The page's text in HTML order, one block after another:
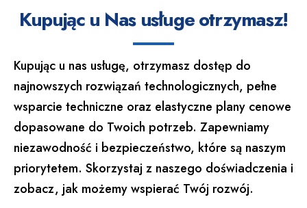
Kupując u Nas usługe otrzymasz!
Kupując u nas usługę, otrzymasz dostęp do
najnowszych rozwiązań technologicznych, pełne
wsparcie techniczne oraz elastyczne plany cenowe
dopasowane do Twoich potrzeb. Zapewniamy
niezawodność i bezpieczeństwo, które są naszym
priorytetem. Skorzystaj z naszego doświadczenia i
zobacz, jak możemy wspierać Twój rozwój.